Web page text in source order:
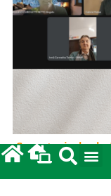
Secretariado
em clima de
15/06/2026